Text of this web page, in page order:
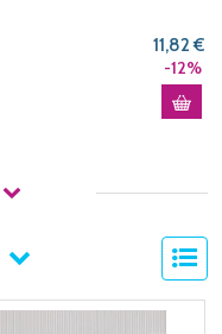
11,82 €
-12%